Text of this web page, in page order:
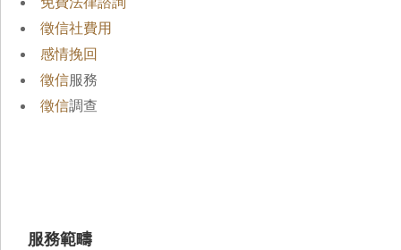
徵信社費用
感情挽回
徵信服務
徵信調查
服務範疇